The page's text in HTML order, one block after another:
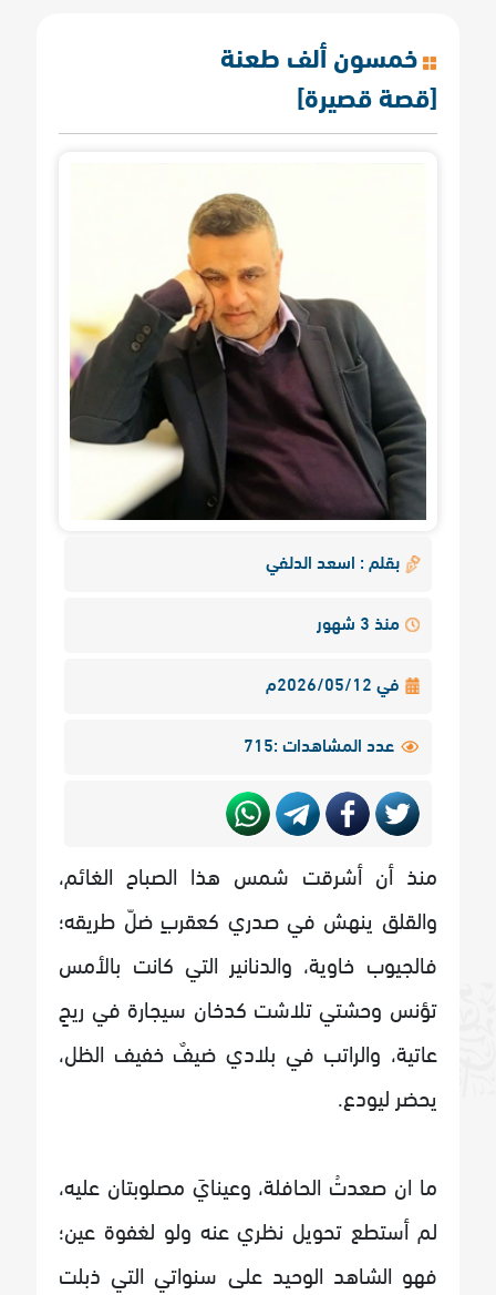
خمسون ألف طعنة
[قصة قصيرة]
بقلم : اسعد الدلفي
منذ 3 شهور
في 2026/05/12م
عدد المشاهدات :715
منذ أن أشرقت شمس هذا الصباح الغائم،
والقلق ينهش في صدري كعقربٍ ضلّ طريقه؛
فالجيوب خاوية، والدنانير التي كانت بالأمس
تؤنس وحشتي تلاشت كدخان سيجارة في ريحٍ
عاتية، والراتب في بلادي ضيفٌ خفيف الظل،
يحضر ليودع.
ما ان صعدتُ الحافلة، وعينايَ مصلوبتان عليه،
لم أستطع تحويل نظري عنه ولو لغفوة عين؛
فهو الشاهد الوحيد على سنواتي التي ذبلت